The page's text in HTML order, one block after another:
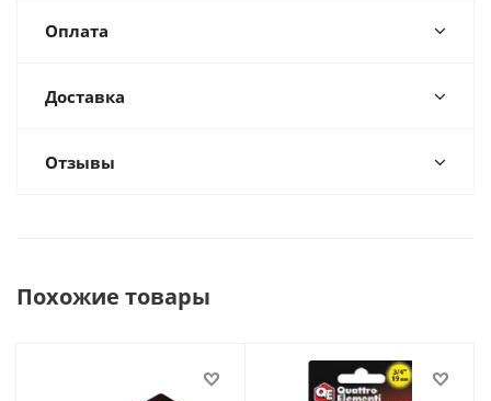
Оплата
Доставка
Отзывы
Похожие товары